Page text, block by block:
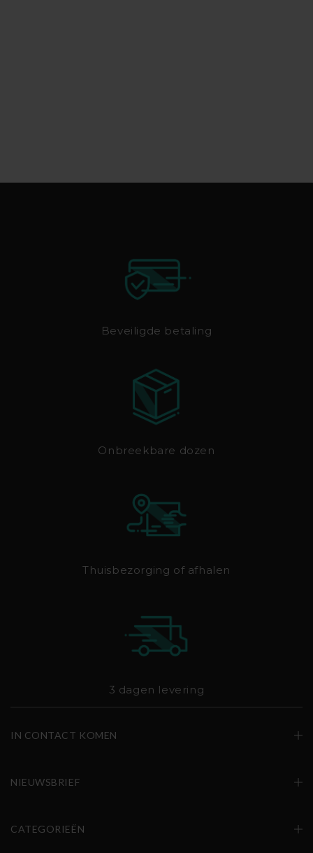
Beveiligde betaling
Onbreekbare dozen
Thuisbezorging of afhalen
3 dagen levering
IN CONTACT KOMEN
NIEUWSBRIEF
CATEGORIEËN